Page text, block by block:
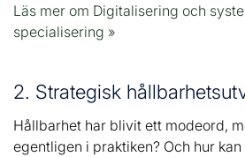
Läs mer om Digitalisering och
specialisering »
2. Strategisk
Hållbarhet har blivit ett modeord,
egentligen i praktiken? Och hur